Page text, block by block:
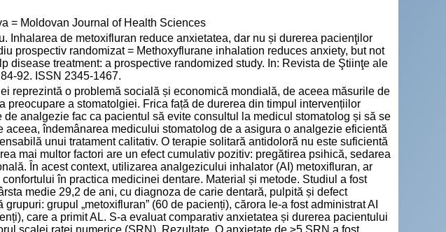
= Moldovan Journal of Health Sciences
Inhalarea de metoxifluran reduce anxietatea, dar nu și durerea pacienţilor
prospectiv randomizat = Methoxyflurane inhalation reduces anxiety, but not
disease treatment: a prospective randomized study. In: Revista de Ştiinţe ale
92. ISSN 2345-1467.
reprezintă o problemă socială și economică mondială, de aceea măsurile de
preocupare a stomatolgiei. Frica față de durerea din timpul intervențiilor
analgezie fac ca pacientul să evite consultul la medicul stomatolog și să se
îndemânarea medicului stomatolog de a asigura o analgezie eficientă
unui tratament calitativ. O terapie solitară antidoloră nu este suficientă
mai multor factori are un efect cumulativ pozitiv: pregătirea psihică, sedarea
În acest context, utilizarea analgezicului inhalator (AI) metoxifluran, ar
în practica medicinei dentare. Material și metode. Studiul a fost
medie 29,2 de ani, cu diagnoza de carie dentară, pulpită și defect
grupul „metoxifluran” (60 de pacienți), cărora le-a fost administrat AI
care a primit AL. S-a evaluat comparativ anxietatea și durerea pacientului
scalei ratei numerice (SRN). Rezultate. O anxietate de ≥5 SRN a fost